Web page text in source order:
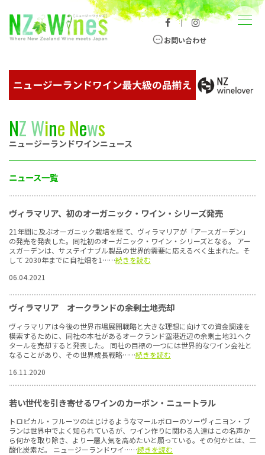
ニュージーランドワイン総合サイト
｜
お問い合わせ
メニュー
NZWine News
ニュージーランドワインニュース
ニュース一覧
ヴィラマリア、初のオーガニック・ワイン・シリーズ発売
21年間に及ぶオーガニック栽培を経て、ヴィラマリアが「アースガーデン」
の発売を発表した。同社初のオーガニック・ワイン・シリーズとなる。 アー
スガーデンは、サステイナブル製品の世界的需要に応えるべく生まれた。そ
して 2030年までに自社畑を1……続きを読む
06.04.2021
ヴィラマリア オークランドの余剰土地売却
ヴィラマリアは今後の世界市場展開戦略と大きな理想に向けての資金調達を
模索するために、同社の本社があるオークランド空港近辺の余剰土地31ヘク
タールを売却すると発表した。 同社の目標の一つには世界的なワイン会社と
なることがあり、その世界成長戦略……続きを読む
16.11.2020
若い世代を引き寄せるワインのカーボン・ニュートラル
トロピカル・フルーツのはじけるようなマールボローのソーヴィニヨン・ブ
ランは世界中でよく知られているが、ワイン作りに関わる人達はこの名声か
ら何かを取り除き、より一層人気を高めたいと願っている。その何かとは、二
酸化炭素だ。 ニュージーランドワイ……続きを読む